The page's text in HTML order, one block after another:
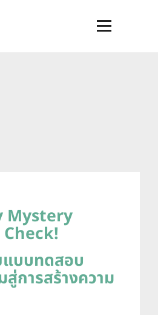
Mystery
แบบทดสอบ
การสร้างความ